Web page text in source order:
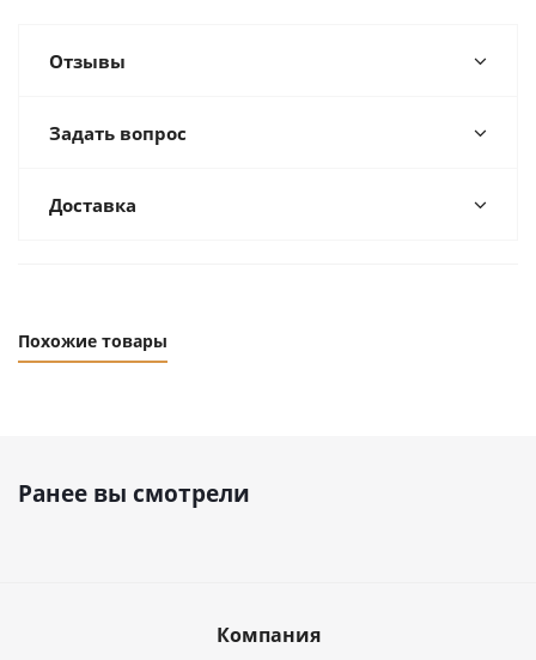
Отзывы
Задать вопрос
Доставка
Похожие товары
Ранее вы смотрели
Компания